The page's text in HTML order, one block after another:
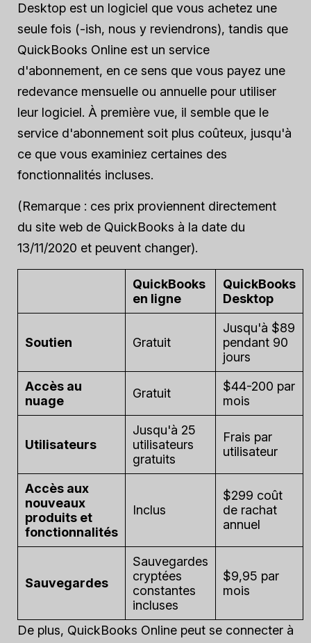
Desktop est un logiciel que vous achetez une
seule fois (-ish, nous y reviendrons), tandis que
QuickBooks Online est un service
d'abonnement, en ce sens que vous payez une
redevance mensuelle ou annuelle pour utiliser
leur logiciel. À première vue, il semble que le
service d'abonnement soit plus coûteux, jusqu'à
ce que vous examiniez certaines des
fonctionnalités incluses.
(Remarque : ces prix proviennent directement
du site web de QuickBooks à la date du
13/11/2020 et peuvent changer).
QuickBooks
en ligne
QuickBooks
Desktop
Soutien Gratuit
Jusqu'à $89
pendant 90
jours
Accès au
nuage
Gratuit
$44-200 par
mois
Utilisateurs
Jusqu'à 25
utilisateurs
gratuits
Frais par
utilisateur
Accès aux
nouveaux
produits et
fonctionnalités
Inclus
$299 coût
de rachat
annuel
Sauvegardes
Sauvegardes
cryptées
constantes
incluses
$9,95 par
mois
De plus, QuickBooks Online peut se connecter à